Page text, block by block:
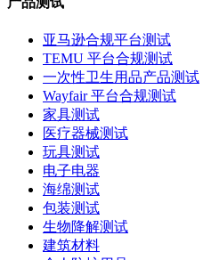
亚马逊合规平台测试
TEMU 平台合规测试
一次性卫生用品产品测试
Wayfair 平台合规测试
家具测试
医疗器械测试
玩具测试
电子电器
海绵测试
包装测试
生物降解测试
建筑材料